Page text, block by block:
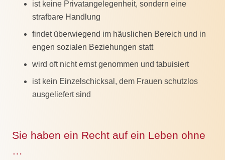
ist keine Privatangelegenheit, sondern eine
strafbare Handlung
findet überwiegend im häuslichen Bereich und in
engen sozialen Beziehungen statt
wird oft nicht ernst genommen und tabuisiert
ist kein Einzelschicksal, dem Frauen schutzlos
ausgeliefert sind
Sie haben ein Recht auf ein Leben ohne
…